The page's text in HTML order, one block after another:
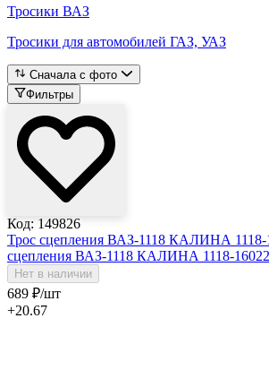
Тросики ВАЗ
Тросики для автомобилей ГАЗ, УАЗ
Сначала с фото
Фильтры
Код: 149826
Трос сцепления ВАЗ-1118 КАЛИНА 1118-
сцепления ВАЗ-1118 КАЛИНА 1118-
Нет в наличии
689 ₽/шт
+20.67